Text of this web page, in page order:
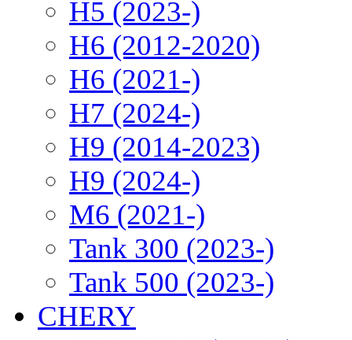
H5 (2023-)
H6 (2012-2020)
H6 (2021-)
H7 (2024-)
H9 (2014-2023)
H9 (2024-)
M6 (2021-)
Tank 300 (2023-)
Tank 500 (2023-)
CHERY